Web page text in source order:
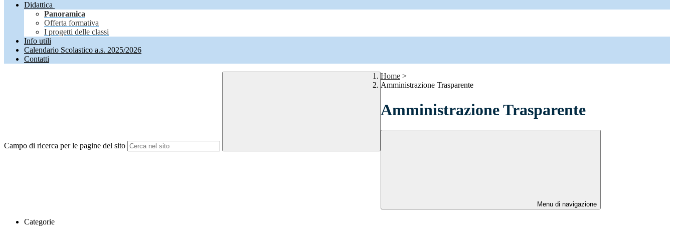
Didattica
Panoramica
Offerta formativa
I progetti delle classi
Info utili
Calendario Scolastico a.s. 2025/2026
Contatti
Campo di ricerca per le pagine del sito
Home >
Amministrazione Trasparente
Amministrazione Trasparente
Menu di navigazione
Categorie